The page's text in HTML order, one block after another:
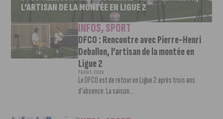
L’ARTISAN DE LA MONTÉE EN LIGUE 2
INFOS,SPORT
DFCO : Rencontre avec Pierre-Henri
Deballon, l’artisan de la montée en
Ligue 2
7 AOÛT, 2026
Le DFCO est de retour en Ligue 2 après trois ans
d’absence. La saison...